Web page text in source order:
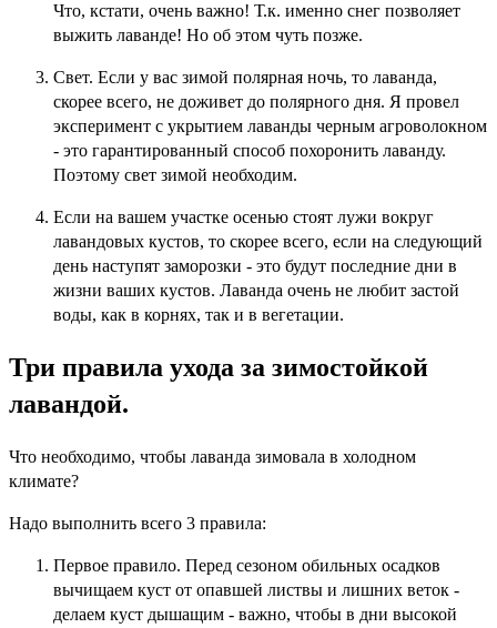
Что, кстати, очень важно! Т.к. именно снег позволяет
выжить лаванде! Но об этом чуть позже.
Свет. Если у вас зимой полярная ночь, то лаванда,
скорее всего, не доживет до полярного дня. Я провел
эксперимент с укрытием лаванды черным агроволокном
- это гарантированный способ похоронить лаванду.
Поэтому свет зимой необходим.
Если на вашем участке осенью стоят лужи вокруг
лавандовых кустов, то скорее всего, если на следующий
день наступят заморозки - это будут последние дни в
жизни ваших кустов. Лаванда очень не любит застой
воды, как в корнях, так и в вегетации.
Три правила ухода за зимостойкой
лавандой.
Что необходимо, чтобы лаванда зимовала в холодном
климате?
Надо выполнить всего 3 правила:
Первое правило. Перед сезоном обильных осадков
вычищаем куст от опавшей листвы и лишних веток -
делаем куст дышащим - важно, чтобы в дни высокой